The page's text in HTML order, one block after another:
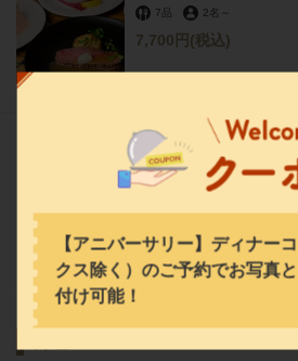
【アニバーサリー】ディナー
クス除く）のご予約でお写真
付け可能！
7品 2名 ～
7,700円 (税込)
一覧へ (8)
この店舗情報をシェ
兵庫県西宮市湯元町４－１４
https://theterrace.owst.jp/
閉じる